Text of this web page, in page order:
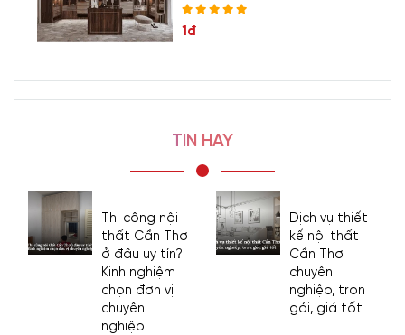
1đ
TIN HAY
Thi công nội
thất Cần Thơ
ở đâu uy tín?
Kinh nghiệm
chọn đơn vị
chuyên
nghiệp
Dịch vụ thiết
kế nội thất
Cần Thơ
chuyên
nghiệp, trọn
gói, giá tốt